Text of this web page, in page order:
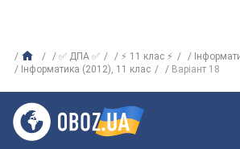
✅ ДПА ✅ ⚡ 11 клас ⚡
Інформатика (2012), 11 клас
Варіант 18